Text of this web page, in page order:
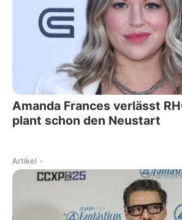
Amanda Frances verlässt
plant schon den Neustart
Artikel -